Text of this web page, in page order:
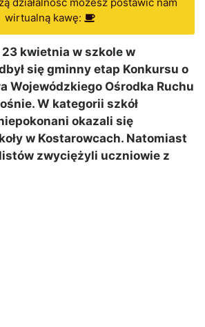
wirtualną kawę:
23 kwietnia w szkole w
się gminny etap Konkursu o
Wojewódzkiego Ośrodka Ruchu
W kategorii szkół
okazali się
w Kostarowcach. Natomiast
zwyciężyli uczniowie z